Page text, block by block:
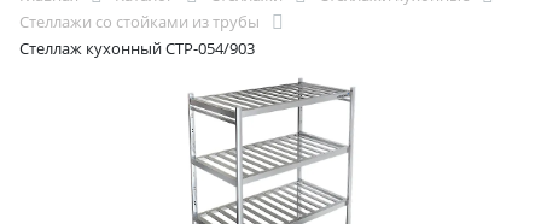
Стеллажи со стойками из трубы
Стеллаж кухонный СТР-054/903